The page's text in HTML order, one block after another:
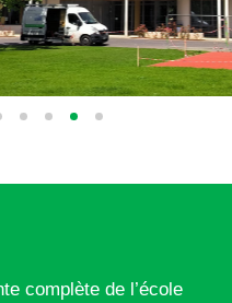
complète de l’école